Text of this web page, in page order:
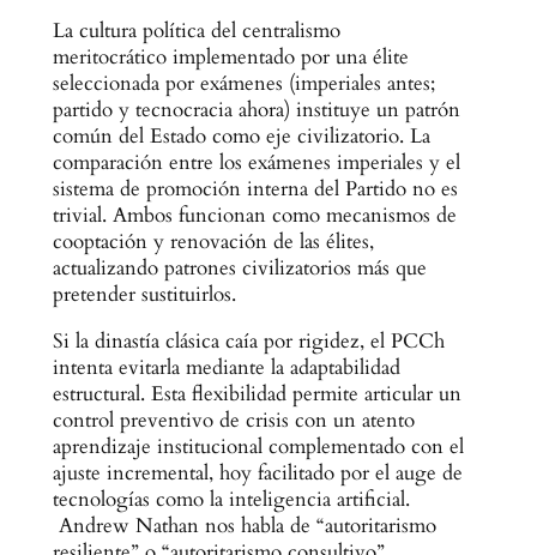
La cultura política del centralismo
meritocrático implementado por una élite
seleccionada por exámenes (imperiales antes;
partido y tecnocracia ahora) instituye un patrón
común del Estado como eje civilizatorio. La
comparación entre los exámenes imperiales y el
sistema de promoción interna del Partido no es
trivial. Ambos funcionan como mecanismos de
cooptación y renovación de las élites,
actualizando patrones civilizatorios más que
pretender sustituirlos.
Si la dinastía clásica caía por rigidez, el PCCh
intenta evitarla mediante la adaptabilidad
estructural. Esta flexibilidad permite articular un
control preventivo de crisis con un atento
aprendizaje institucional complementado con el
ajuste incremental, hoy facilitado por el auge de
tecnologías como la inteligencia artificial.
Andrew Nathan nos habla de “autoritarismo